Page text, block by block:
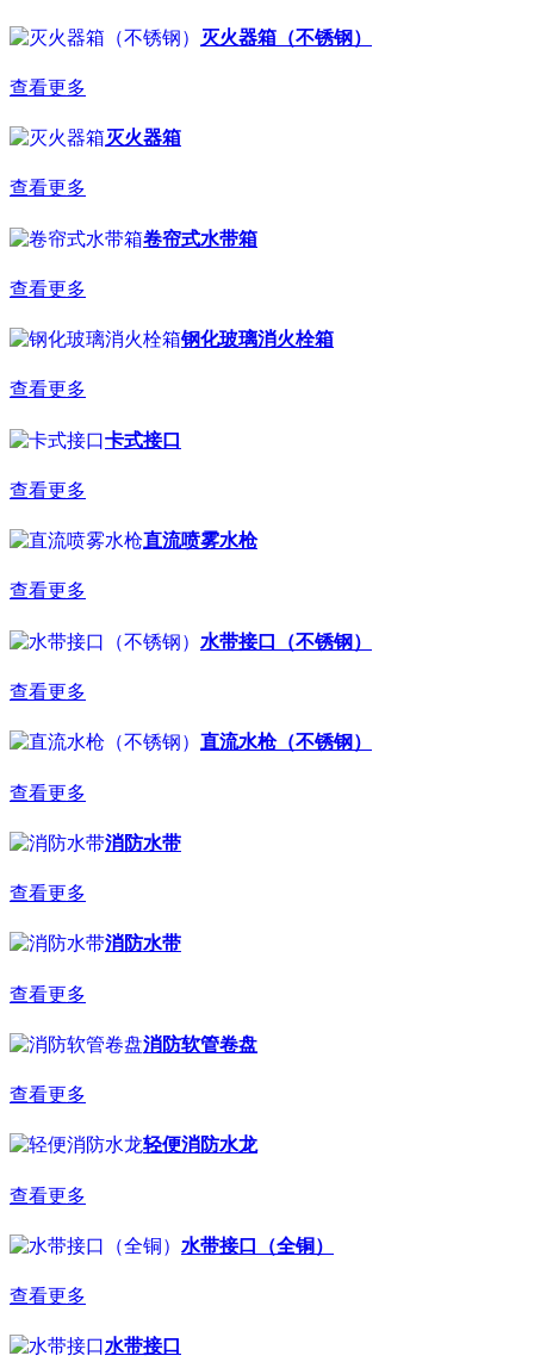
灭火器箱（不锈钢）
查看更多
灭火器箱
查看更多
卷帘式水带箱
查看更多
钢化玻璃消火栓箱
查看更多
卡式接口
查看更多
直流喷雾水枪
查看更多
水带接口（不锈钢）
查看更多
直流水枪（不锈钢）
查看更多
消防水带
查看更多
消防水带
查看更多
消防软管卷盘
查看更多
轻便消防水龙
查看更多
水带接口（全铜）
查看更多
水带接口